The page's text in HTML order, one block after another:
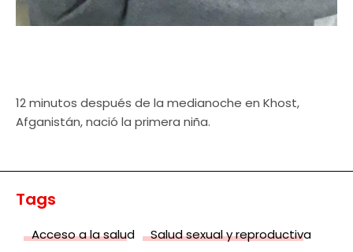
12 minutos después de la medianoche en Khost,
Afganistán, nació la primera niña.
Tags
Acceso a la salud Salud sexual y reproductiva